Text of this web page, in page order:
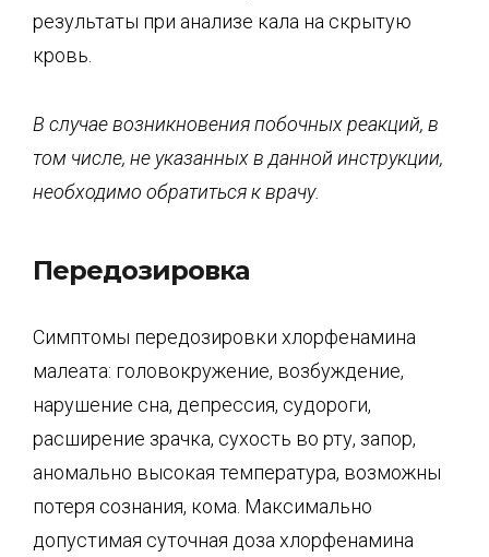
результаты при анализе кала на скрытую
кровь.
В случае возникновения побочных реакций, в
том числе, не указанных в данной инструкции,
необходимо обратиться к врачу.
Передозировка
Симптомы передозировки хлорфенамина
малеата: головокружение, возбуждение,
нарушение сна, депрессия, судороги,
расширение зрачка, сухость во рту, запор,
аномально высокая температура, возможны
потеря сознания, кома. Максимально
допустимая суточная доза хлорфенамина